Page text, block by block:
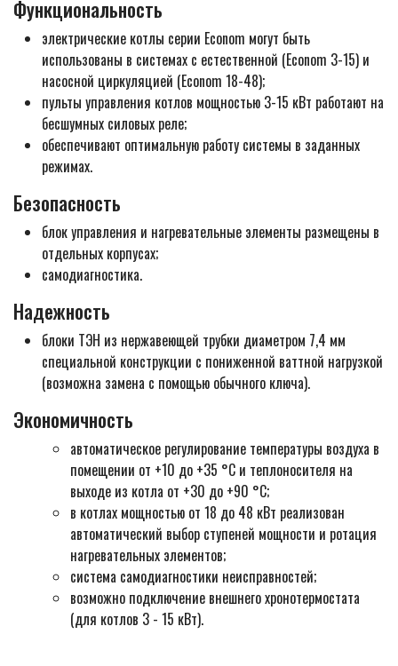
Функциональность
электрические котлы серии Econom могут быть
использованы в системах с естественной (Econom 3-15) и
насосной циркуляцией (Econom 18-48);
пульты управления котлов мощностью 3-15 кВт работают на
бесшумных силовых реле;
обеспечивают оптимальную работу системы в заданных
режимах.
Безопасность
блок управления и нагревательные элементы размещены в
отдельных корпусах;
самодиагностика.
Надежность
блоки ТЭН из нержавеющей трубки диаметром 7,4 мм
специальной конструкции с пониженной ваттной нагрузкой
(возможна замена с помощью обычного ключа).
Экономичность
автоматическое регулирование температуры воздуха в
помещении от +10 до +35 °С и теплоносителя на
выходе из котла от +30 до +90 °С;
в котлах мощностью от 18 до 48 кВт реализован
автоматический выбор ступеней мощности и ротация
нагревательных элементов;
система самодиагностики неисправностей;
возможно подключение внешнего хронотермостата
(для котлов 3 - 15 кВт).